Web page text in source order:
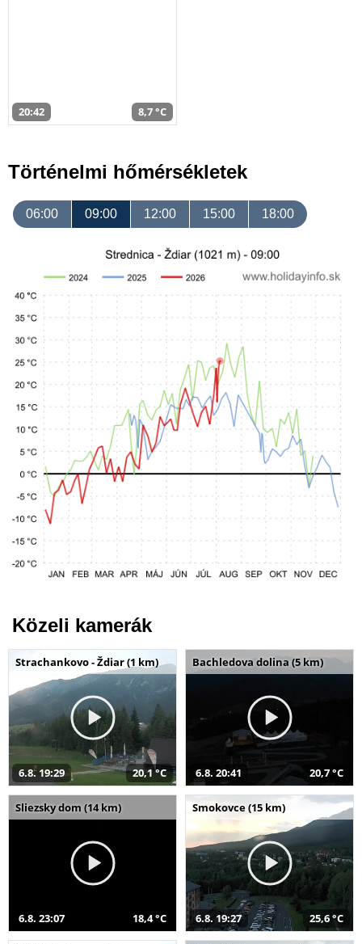
20:42 8,7 °C
Történelmi hőmérsékletek
06:00 09:00 12:00 15:00 18:00
Közeli kamerák
Strachankovo - Ždiar (1 km)
6.8. 19:29 20,1 °C
Bachledova dolina (5 km)
6.8. 20:41 20,7 °C
Sliezsky dom (14 km)
6.8. 23:07 18,4 °C
Smokovce (15 km)
6.8. 19:27 25,6 °C